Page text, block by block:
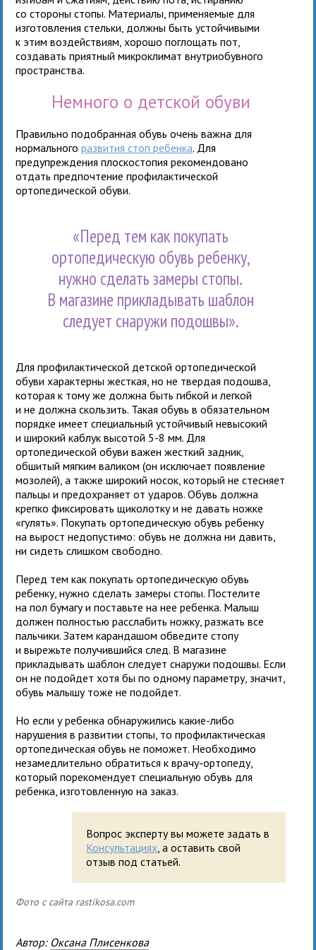
со стороны стопы. Материалы, применяемые для
изготовления стельки, должны быть устойчивыми
к этим воздействиям, хорошо поглощать пот,
создавать приятный микроклимат внутриобувного
пространства.
Немного о детской обуви
Правильно подобранная обувь очень важна для
нормальногоразвития стоп ребенка. Для
предупреждения плоскостопия рекомендовано
отдать предпочтение профилактической
ортопедической обуви.
«Перед тем как покупать
ортопедическую обувь ребенку,
нужно сделать замеры стопы.
В магазине прикладывать шаблон
следует снаружи подошвы».
Для профилактической детской ортопедической
обуви характерны жесткая, но не твердая подошва,
которая к тому же должна быть гибкой и легкой
и не должна скользить. Такая обувь в обязательном
порядке имеет специальный устойчивый невысокий
и широкий каблук высотой 5-8 мм. Для
ортопедической обуви важен жесткий задник,
обшитый мягким валиком (он исключает появление
мозолей), а также широкий носок, который не стесняет
пальцы и предохраняет от ударов. Обувь должна
крепко фиксировать щиколотку и не давать ножке
«гулять». Покупать ортопедическую обувь ребенку
на вырост недопустимо: обувь не должна ни давить,
ни сидеть слишком свободно.
Перед тем как покупать ортопедическую обувь
ребенку, нужно сделать замеры стопы. Постелите
на пол бумагу и поставьте на нее ребенка. Малыш
должен полностью расслабить ножку, разжать все
пальчики. Затем карандашом обведите стопу
и вырежьте получившийся след. В магазине
прикладывать шаблон следует снаружи подошвы. Если
он не подойдет хотя бы по одному параметру, значит,
обувь малышу тоже не подойдет.
Но если у ребенка обнаружились какие-либо
нарушения в развитии стопы, то профилактическая
ортопедическая обувь не поможет. Необходимо
незамедлительно обратиться к врачу-ортопеду,
который порекомендует специальную обувь для
ребенка, изготовленную на заказ.
Вопрос эксперту вы можете задать в
Консультациях , а оставить свой
отзыв под статьей.
Фото с сайта rastikosa.com
Автор: Оксана Плисенкова